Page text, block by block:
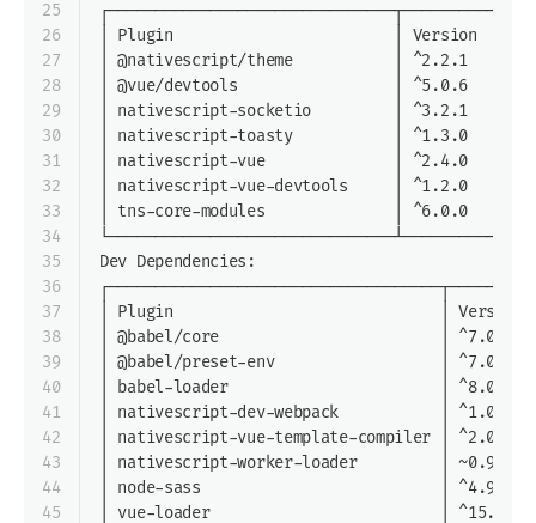
25
26
27
28
29
30
31
32
33
34
35
36
37
38
39
40
41
42
43
44
45
│ Plugin                        │ Version
│ @nativescript/theme           │ ^2.2.1
│ @vue/devtools                 │ ^5.0.6
│ nativescript-socketio         │ ^3.2.1
│ nativescript-toasty           │ ^1.3.0
│ nativescript-vue              │ ^2.4.0
│ nativescript-vue-devtools     │ ^1.2.0
│ tns-core-modules              │ ^6.0.0
Dev Dependencies:
│ Plugin                             │ Version
│ @babel/core                        │ ^7.0.0
│ @babel/preset-env                  │ ^7.0.0
│ babel-loader                       │ ^8.0.2
│ nativescript-dev-webpack           │ ^1.0.0
│ nativescript-vue-template-compiler │ ^2.0.0
│ nativescript-worker-loader         │ ~0.9.0
│ node-sass                          │ ^4.9.2
│ vue-loader                         │ ^15.4.0